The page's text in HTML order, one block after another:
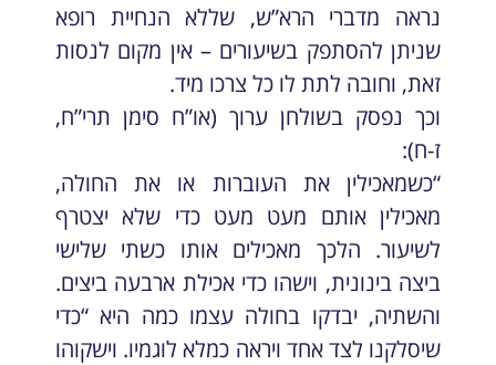
נראה מדברי הרא”ש, שללא הנחיית רופא
שניתן להסתפק בשיעורים – אין מקום לנסות
זאת, וחובה לתת לו כל צרכו מיד.
וכך נפסק בשולחן ערוך (או”ח סימן תרי”ח,
ז-ח):
“כשמאכילין את העוברות או את החולה,
מאכילין אותם מעט מעט כדי שלא יצטרף
לשיעור. הלכך מאכילים אותו כשתי שלישי
ביצה בינונית, וישהו כדי אכילת ארבעה ביצים.
והשתיה, יבדקו בחולה עצמו כמה היא “כדי
שיסלקנו לצד אחד ויראה כמלא לוגמיו. וישקוהו